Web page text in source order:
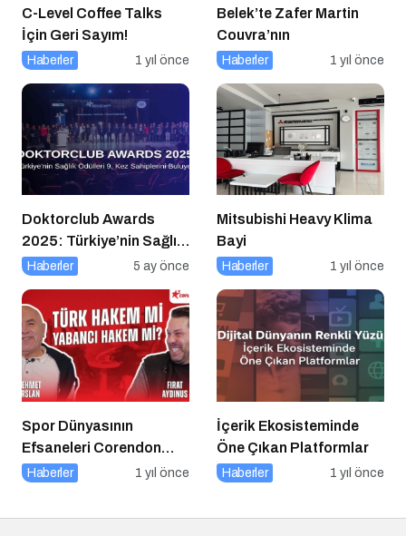
C-Level Coffee Talks
İçin Geri Sayım!
Haberler 1 yıl önce
Belek’te Zafer Martin
Couvra’nın
Haberler 1 yıl önce
Doktorclub Awards
2025: Türkiye’nin Sağlık
Ödülleri 9. Kez
Haberler 5 ay önce
Mitsubishi Heavy Klima
Bayi
Haberler 1 yıl önce
Spor Dünyasının
Efsaneleri Corendon
Sport Talks’ta
Haberler 1 yıl önce
İçerik Ekosisteminde
Öne Çıkan Platformlar
Haberler 1 yıl önce